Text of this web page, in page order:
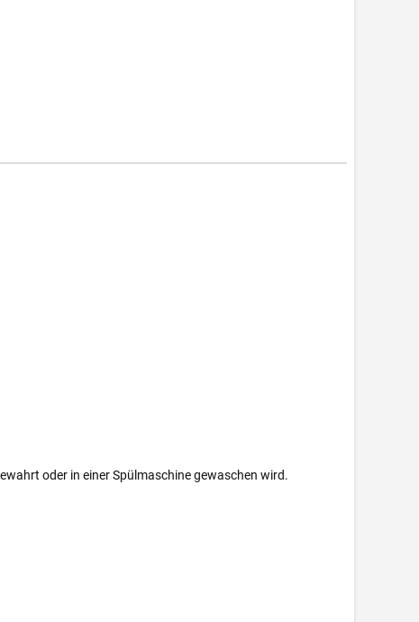
oder in einer Spülmaschine gewaschen wird.